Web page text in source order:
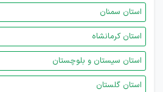
استان سمنان
استان کرمانشاه
استان سیستان و بلوچستان
استان گلستان